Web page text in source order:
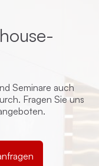
Seminare auch
Fragen Sie uns